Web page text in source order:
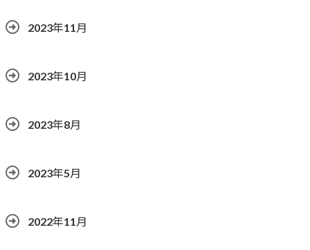
2023年11月
2023年10月
2023年8月
2023年5月
2022年11月